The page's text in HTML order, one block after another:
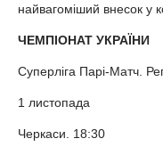
найвагоміший внесок у
ЧЕМПІОНАТ УКРАЇНИ
Суперліга Парі-Матч.
1 листопада
Черкаси. 18:30